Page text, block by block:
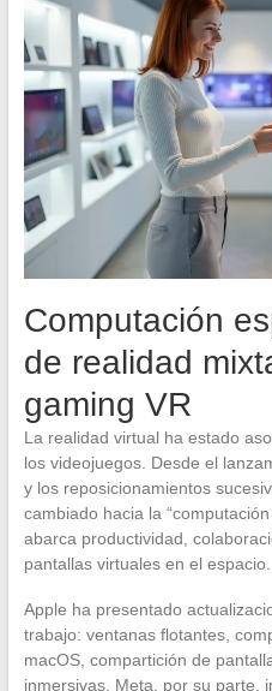
Computación
de realidad
gaming VR
La realidad virtual ha estado
los videojuegos. Desde el
y los reposicionamientos
cambiado hacia la
abarca productividad,
pantallas virtuales en el espacio.
Apple ha presentado
trabajo: ventanas flotantes,
macOS, compartición de
inmersivas. Meta, por su parte,